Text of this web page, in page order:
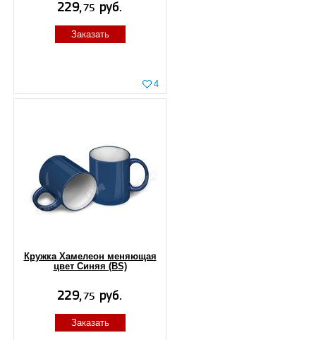
4
Заказать
Кружка Хамелеон меняющая
цвет Синяя (BS)
Заказать